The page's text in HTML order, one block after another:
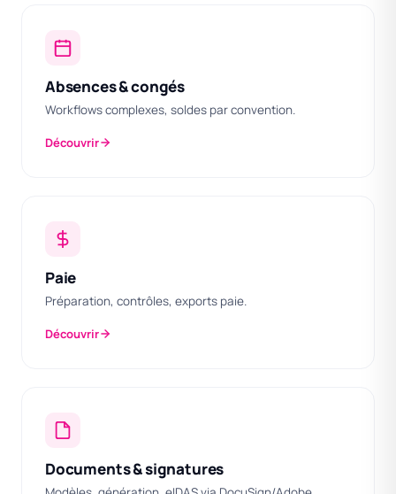
Absences & congés
Workflows complexes, soldes par convention.
Découvrir
Paie
Préparation, contrôles, exports paie.
Découvrir
Documents & signatures